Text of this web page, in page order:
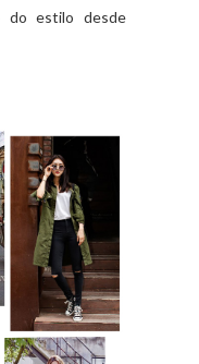
do estilo desde